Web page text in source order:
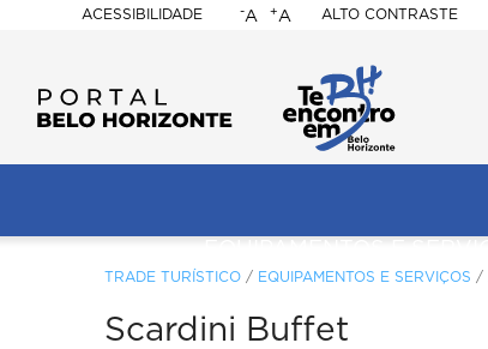
ACESSIBILIDADE
BELO
-A +A ALTO CONTRASTE
TRADE TURÍSTICO / EQUIPAMENTOS E SERVIÇOS /
Scardini Buffet